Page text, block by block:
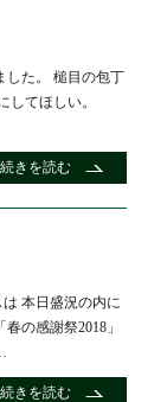
した。 槌目の包丁
てほしい。
続きを読む
本日盛況の内に
の感謝祭2018」
続きを読む